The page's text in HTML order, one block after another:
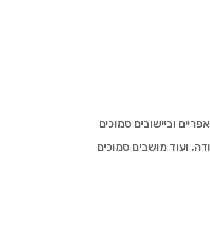
וביישובים סמוכים
ועוד מושבים סמוכים